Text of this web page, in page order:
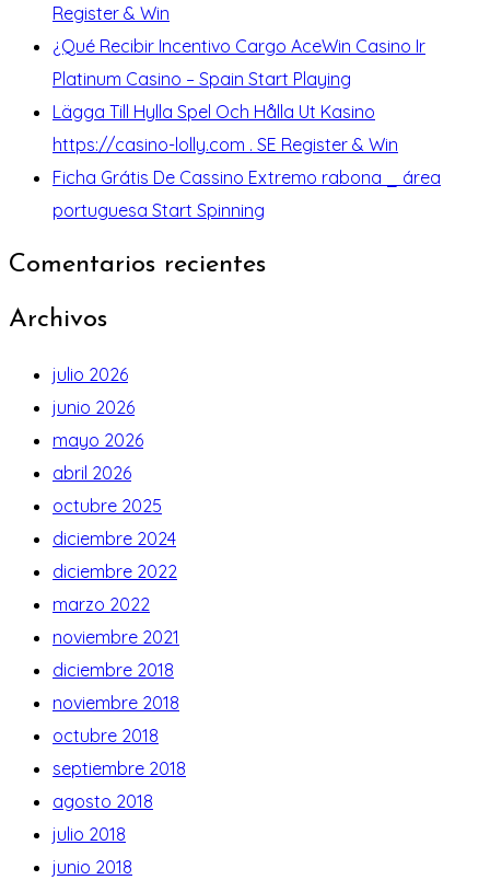
Register & Win
¿Qué Recibir Incentivo Cargo AceWin Casino Ir
Platinum Casino – Spain Start Playing
Lägga Till Hylla Spel Och Hålla Ut Kasino
https://casino-lolly.com . SE Register & Win
Ficha Grátis De Cassino Extremo rabona _ área
portuguesa Start Spinning
Comentarios recientes
Archivos
julio 2026
junio 2026
mayo 2026
abril 2026
octubre 2025
diciembre 2024
diciembre 2022
marzo 2022
noviembre 2021
diciembre 2018
noviembre 2018
octubre 2018
septiembre 2018
agosto 2018
julio 2018
junio 2018